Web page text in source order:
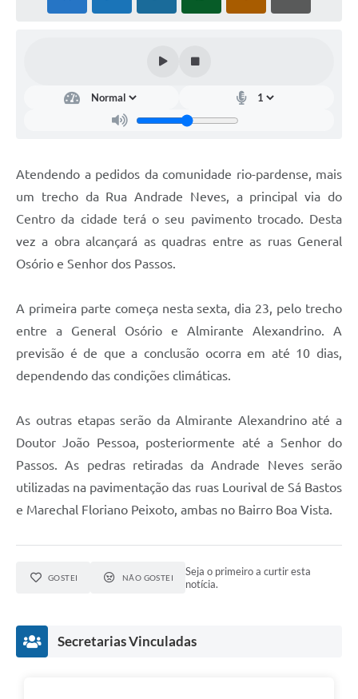
Secretarias
Legislação
Editais
Telefones Úteis
Transparência
Atendendo a pedidos da comunidade rio-pardense, mais
um trecho da Rua Andrade Neves, a principal via do
Centro da cidade terá o seu pavimento trocado. Desta
vez a obra alcançará as quadras entre as ruas General
Osório e Senhor dos Passos.
A primeira parte começa nesta sexta, dia 23, pelo trecho
entre a General Osório e Almirante Alexandrino. A
previsão é de que a conclusão ocorra em até 10 dias,
dependendo das condições climáticas.
As outras etapas serão da Almirante Alexandrino até a
Doutor João Pessoa, posteriormente até a Senhor do
Passos. As pedras retiradas da Andrade Neves serão
utilizadas na pavimentação das ruas Lourival de Sá Bastos
e Marechal Floriano Peixoto, ambas no Bairro Boa Vista.
GOSTEI NÃO GOSTEI
Seja o primeiro a curtir esta
notícia.
Secretarias Vinculadas